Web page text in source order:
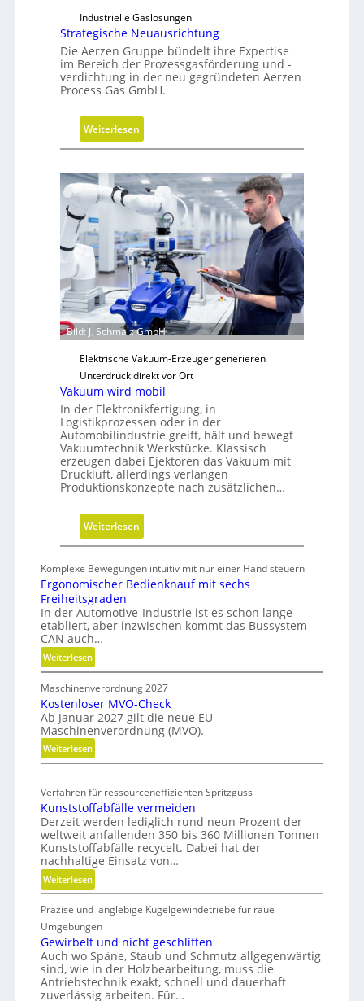
z
e
s
s
e
r
l
s
E
i
z
e
n
z
t
r
e
i
b
e
r
Industrielle Gaslösungen
Strategische Neuausrichtung
Die Aerzen Gruppe bündelt ihre Expertise
im Bereich der Prozessgasförderung und -
verdichtung in der neu gegründeten Aerzen
Process Gas GmbH.
Weiterlesen:
S
r
a
t
e
g
i
s
c
h
e
a
u
s
r
i
c
u
g
Bild: J. Schmalz GmbH
Elektrische Vakuum-Erzeuger generieren
Unterdruck direkt vor Ort
Vakuum wird mobil
In der Elektronikfertigung, in
Logistikprozessen oder in der
Automobilindustrie greift, hält und bewegt
Vakuumtechnik Werkstücke. Klassisch
erzeugen dabei Ejektoren das Vakuum mit
Druckluft, allerdings verlangen
Produktionskonzepte nach zusätzlichen…
Weiterlesen:
V
k
u
m
d
m
o
i
Komplexe Bewegungen intuitiv mit nur einer Hand steuern
Ergonomischer Bedienknauf mit sechs
Freiheitsgraden
In der Automotive-Industrie ist es schon lange
etabliert, aber inzwischen kommt das Bussystem
CAN auch…
Weiterlesen:
E
r
g
o
n
o
m
s
c
h
e
r
B
e
d
n
k
n
a
Maschinenverordnung 2027
Kostenloser MVO-Check
Ab Januar 2027 gilt die neue EU-
Maschinenverordnung (MVO).
Weiterlesen:
K
s
t
e
n
l
o
s
M
V
O
-
C
Verfahren für ressourceneffizienten Spritzguss
Kunststoffabfälle vermeiden
Derzeit werden lediglich rund neun Prozent der
weltweit anfallenden 350 bis 360 Millionen Tonnen
Kunststoffabfälle recycelt. Dabei hat der
nachhaltige Einsatz von…
Weiterlesen:
K
u
n
s
t
s
t
Präzise und langlebige Kugelgewindetriebe für raue
Umgebungen
Gewirbelt und nicht geschliffen
Auch wo Späne, Staub und Schmutz allgegenwärtig
sind, wie in der Holzbearbeitung, muss die
Antriebstechnik exakt, schnell und dauerhaft
zuverlässig arbeiten. Für…